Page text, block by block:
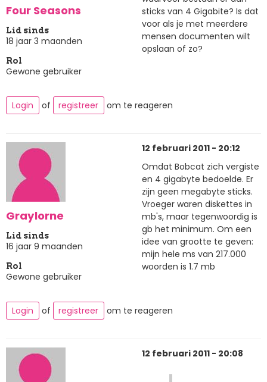
Four Seasons
Lid sinds
18 jaar 3 maanden
Rol
Gewone gebruiker
sticks van 4 Gigabite? Is dat
voor als je met meerdere
mensen documenten wilt
opslaan of zo?
Login of registreer om te reageren
Graylorne
Lid sinds
16 jaar 9 maanden
Rol
Gewone gebruiker
12 februari 2011 - 20:12
Omdat Bobcat zich vergiste
en 4 gigabyte bedoelde. Er
zijn geen megabyte sticks.
Vroeger waren diskettes in
mb's, maar tegenwoordig is
gb het minimum. Om een
idee van grootte te geven:
mijn hele ms van 217.000
woorden is 1.7 mb
Login of registreer om te reageren
12 februari 2011 - 20:08